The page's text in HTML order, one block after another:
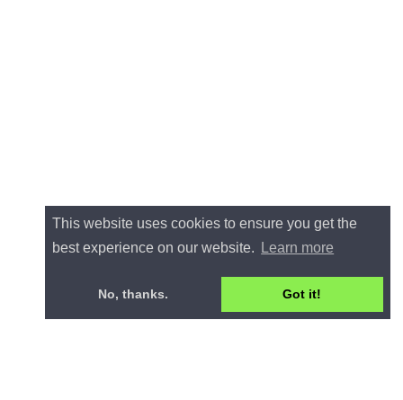
This website uses cookies to ensure you get the
best experience on our website.
Learn more
No, thanks. Got it!